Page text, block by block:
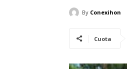
By Conexihon
Cuota